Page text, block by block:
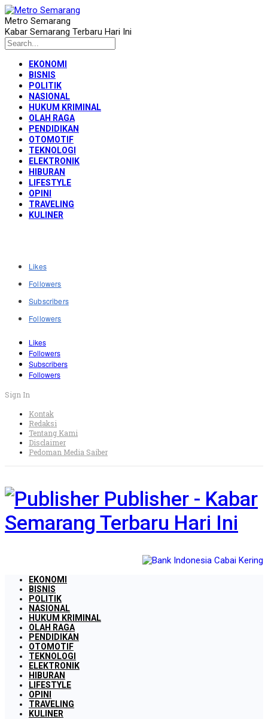
Metro Semarang
Kabar Semarang Terbaru Hari Ini
EKONOMI
BISNIS
POLITIK
NASIONAL
HUKUM KRIMINAL
OLAH RAGA
PENDIDIKAN
OTOMOTIF
TEKNOLOGI
ELEKTRONIK
HIBURAN
LIFESTYLE
OPINI
TRAVELING
KULINER
Likes
Followers
Subscribers
Followers
Likes
Followers
Subscribers
Followers
Sign In
Kontak
Redaksi
Tentang Kami
Disclaimer
Pedoman Media Saiber
Publisher - Kabar
Semarang Terbaru Hari Ini
EKONOMI
BISNIS
POLITIK
NASIONAL
HUKUM KRIMINAL
OLAH RAGA
PENDIDIKAN
OTOMOTIF
TEKNOLOGI
ELEKTRONIK
HIBURAN
LIFESTYLE
OPINI
TRAVELING
KULINER